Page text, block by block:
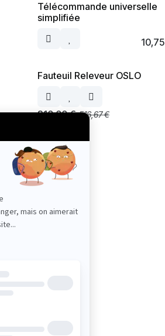
Télécommande universelle
simplifiée
10,75
Fauteuil Releveur OSLO
310,00€ 516,67€